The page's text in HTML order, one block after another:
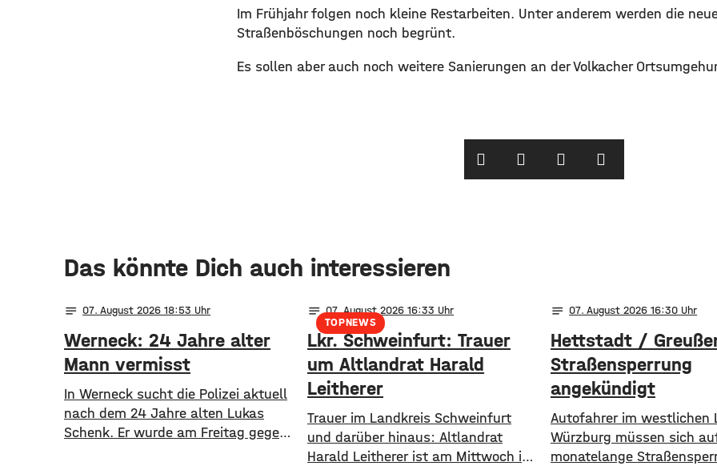
Im Frühjahr folgen noch kleine Restarbeiten. Unter anderem werden die
Straßenböschungen noch begrünt.
Es sollen aber auch noch weitere Sanierungen an der Volkacher
Das könnte Dich auch interessieren
notes 07. August 2026 18:53
Werneck: 24 Jahre alter
Mann vermisst
In Werneck sucht die Polizei aktuell
nach dem 24 Jahre alten Lukas
Schenk. Er wurde am Freitag gegen
TOPNEWS
notes 07. August 2026 16:33
Lkr. Schweinfurt: Trauer
um Altlandrat Harald
Leitherer
Trauer im Landkreis Schweinfurt
und darüber hinaus: Altlandrat
Harald Leitherer ist am Mittwoch im
notes 07. August 2026 16:30
Hettstadt /
Straßensperrung
angekündigt
Autofahrer im westlichen
Würzburg müssen sich
monatelange